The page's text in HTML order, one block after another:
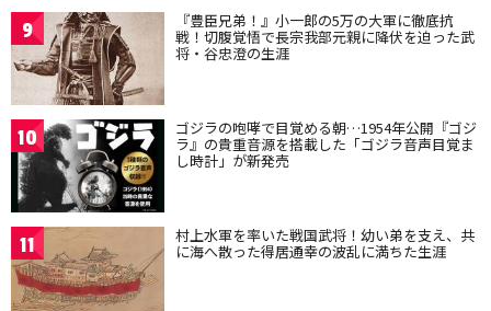
9 『豊臣兄弟！』小一郎の5万の大軍に徹底抗
戦！切腹覚悟で長宗我部元親に降伏を迫った武
将・谷忠澄の生涯
10 ゴジラの咆哮で目覚める朝…1954年公開『ゴジ
ラ』の貴重音源を搭載した「ゴジラ音声目覚ま
し時計」が新発売
11 村上水軍を率いた戦国武将！幼い弟を支え、共
に海へ散った得居通幸の波乱に満ちた生涯